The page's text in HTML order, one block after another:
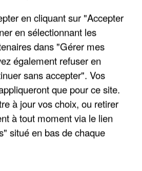
en cliquant sur "Accepter
en sélectionnant les
dans "Gérer mes
également refuser en
sans accepter". Vos
que pour ce site.
à jour vos choix, ou retirer
à tout moment via le lien
situé en bas de chaque